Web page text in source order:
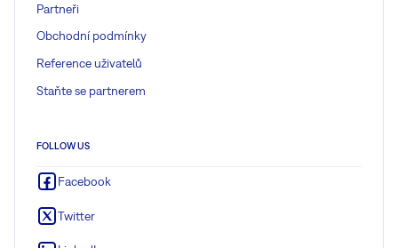
Partneři
Obchodní podmínky
Reference uživatelů
Staňte se partnerem
FOLLOW US
Facebook
Twitter